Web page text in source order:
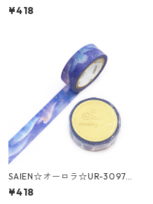
金箔☆マスキングテープ
¥418
SAIEN☆オーロラ☆UR-3097
☆金箔☆マスキングテープ
¥418